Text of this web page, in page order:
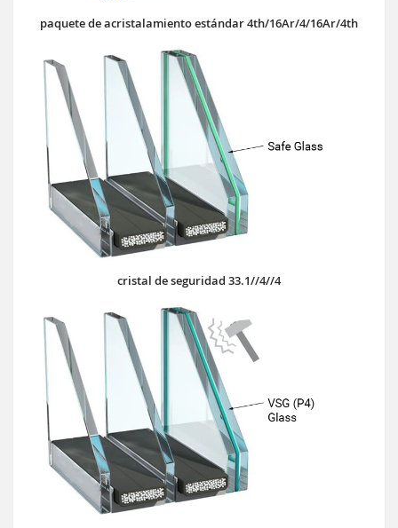
paquete de acristalamiento estándar 4th/16Ar/4/16Ar/4th
cristal de seguridad 33.1//4//4